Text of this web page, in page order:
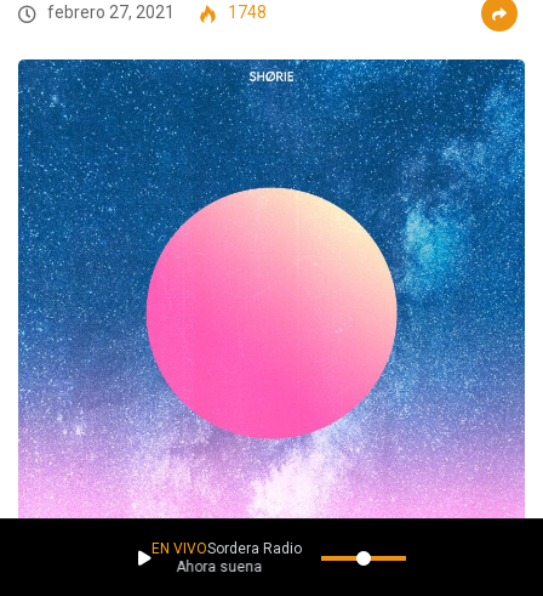
febrero 27, 2021
1748
EN VIVOSordera Radio
Ahora suena